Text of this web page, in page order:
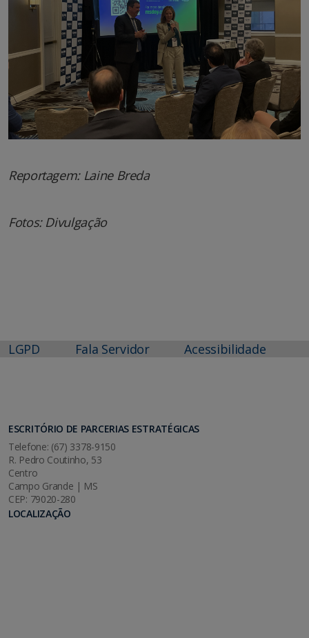
Reportagem: Laine Breda
Fotos: Divulgação
LGPD Fala Servidor Acessibilidade
ESCRITÓRIO DE PARCERIAS ESTRATÉGICAS
Telefone: (67) 3378-9150
R. Pedro Coutinho, 53
Centro
Campo Grande | MS
CEP: 79020-280
LOCALIZAÇÃO